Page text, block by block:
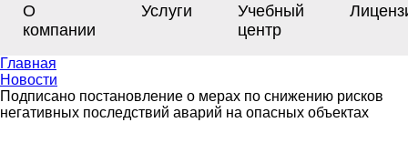
О
компании
Услуги
Учебный
центр
Главная
Новости
Подписано постановление о мерах по снижению рисков
негативных последствий аварий на опасных объектах